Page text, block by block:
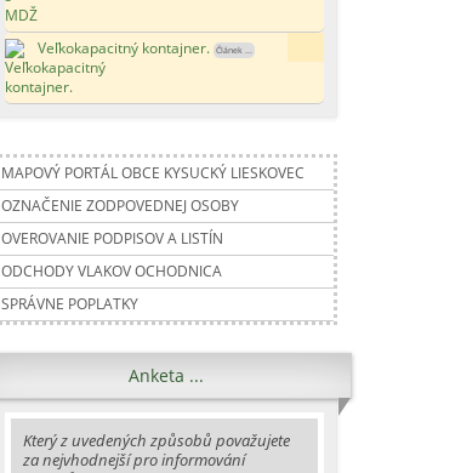
Veľkokapacitný kontajner. Článek ...
MAPOVÝ PORTÁL OBCE KYSUCKÝ LIESKOVEC
OZNAČENIE ZODPOVEDNEJ OSOBY
OVEROVANIE PODPISOV A LISTÍN
ODCHODY VLAKOV OCHODNICA
SPRÁVNE POPLATKY
Anketa ...
Který z uvedených způsobů považujete
za nejvhodnejší pro informování